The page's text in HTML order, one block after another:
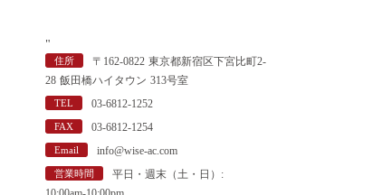
"
住所
〒162-0822 東京都新宿区下宮比町2-
28 飯田橋ハイタウン 313号室
TEL 03-6812-1252
FAX 03-6812-1254
Email info@wise-ac.com
営業時間
平日・週末（土・日）: